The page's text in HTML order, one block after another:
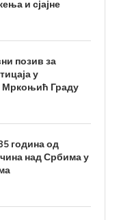
и сјајне
позив за
у
Мркоњић Граду
година од
над Србима у